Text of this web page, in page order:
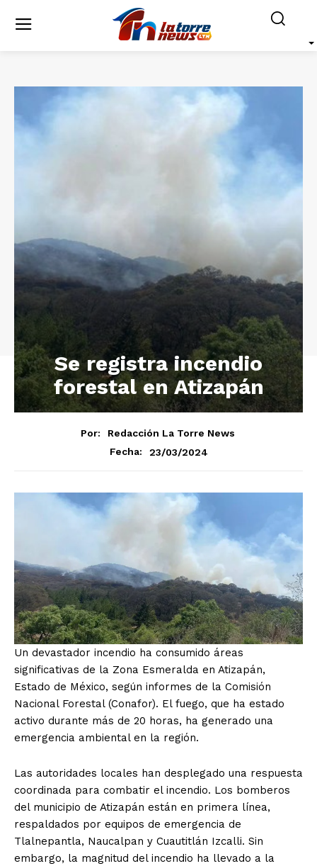
Se registra incendio
forestal en Atizapán
Por:
Redacción La Torre News
Fecha:
23/03/2024
Un devastador incendio ha consumido áreas
significativas de la Zona Esmeralda en Atizapán,
Estado de México, según informes de la Comisión
Nacional Forestal (Conafor). El fuego, que ha estado
activo durante más de 20 horas, ha generado una
emergencia ambiental en la región.
Las autoridades locales han desplegado una respuesta
coordinada para combatir el incendio. Los bomberos
del municipio de Atizapán están en primera línea,
respaldados por equipos de emergencia de
Tlalnepantla, Naucalpan y Cuautitlán Izcalli. Sin
embargo, la magnitud del incendio ha llevado a la